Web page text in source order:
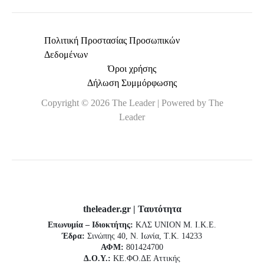
Πολιτική Προστασίας Προσωπικών
Δεδομένων
Όροι χρήσης
Δήλωση Συμμόρφωσης
Copyright © 2026 The Leader | Powered by The
Leader
theleader.gr | Ταυτότητα
Επωνυμία – Ιδιοκτήτης: ΚΛΣ UNION Μ. Ι.Κ.Ε.
Έδρα: Σινώπης 40, Ν. Ιωνία, Τ.Κ. 14233
ΑΦΜ: 801424700
Δ.Ο.Υ.: ΚΕ.ΦΟ.ΔΕ Αττικής